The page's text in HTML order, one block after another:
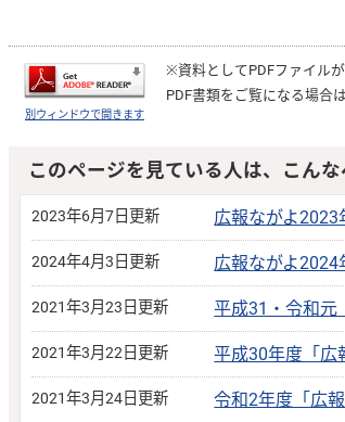
別ウィンドウで開きます
※資料としてPDFファイル
PDF書類をご覧になる場合は
このページを見ている人は、こんな
2023年6月7日更新 広報ながよ2023
2024年4月3日更新 広報ながよ2024
2021年3月23日更新 平成31・令和元
2021年3月22日更新 平成30年度「広
2021年3月24日更新 令和2年度「広報